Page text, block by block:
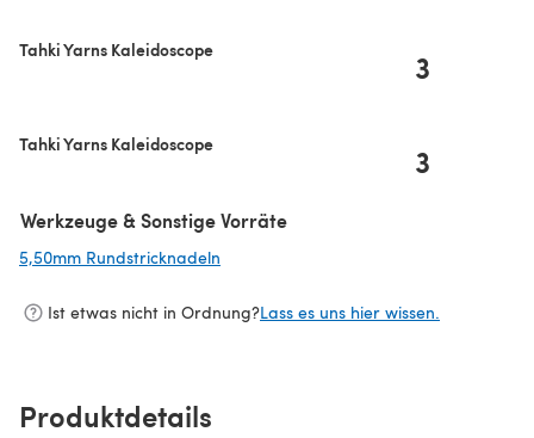
Tahki Yarns Kaleidoscope 3
Tahki Yarns Kaleidoscope 3
Werkzeuge & Sonstige Vorräte
5,50mm Rundstricknadeln
Ist etwas nicht in Ordnung?Lass es uns hier wissen.
Produktdetails